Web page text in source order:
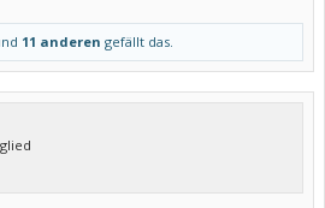
11 anderen gefällt das.